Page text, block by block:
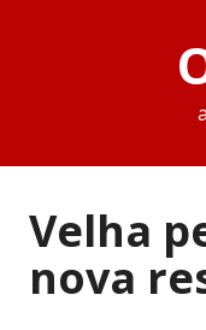
Velha
nova